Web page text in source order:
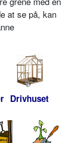
at se på, kan
Drivhuset